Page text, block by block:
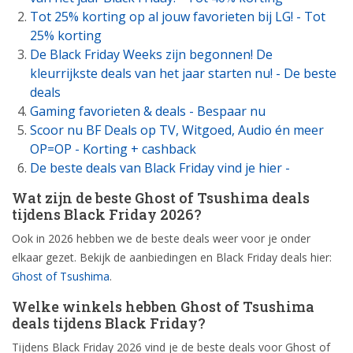
Tot 25% korting op al jouw favorieten bij LG! - Tot
25% korting
De Black Friday Weeks zijn begonnen! De
kleurrijkste deals van het jaar starten nu! - De beste
deals
Gaming favorieten & deals - Bespaar nu
Scoor nu BF Deals op TV, Witgoed, Audio én meer
OP=OP - Korting + cashback
De beste deals van Black Friday vind je hier -
Wat zijn de beste Ghost of Tsushima deals
tijdens Black Friday 2026?
Ook in 2026 hebben we de beste deals weer voor je onder
elkaar gezet. Bekijk de aanbiedingen en Black Friday deals hier:
Ghost of Tsushima.
Welke winkels hebben Ghost of Tsushima
deals tijdens Black Friday?
Tijdens Black Friday 2026 vind je de beste deals voor Ghost of